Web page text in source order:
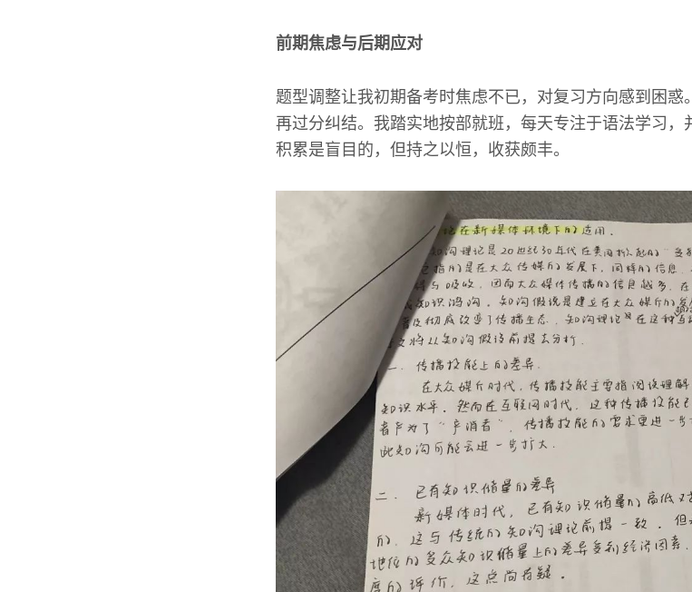
前期焦虑与后期应对
题型调整让我初期备考时焦虑不已，对复习方向感到困
再过分纠结。我踏实地按部就班，每天专注于语法学习
积累是盲目的，但持之以恒，收获颇丰。